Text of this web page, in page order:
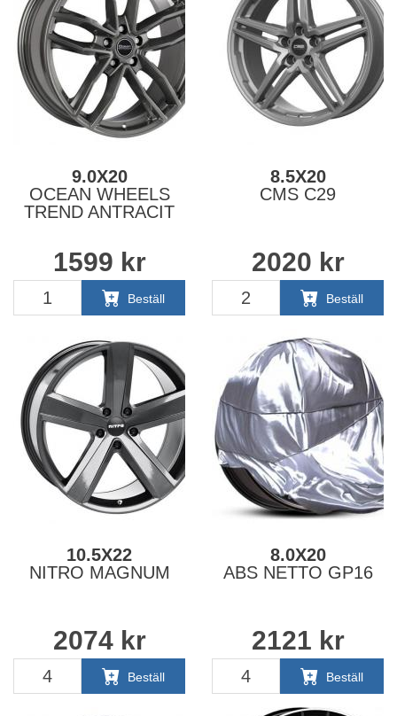
9.0X20
OCEAN WHEELS
TREND ANTRACIT
1599 kr
Beställ
8.5X20
CMS C29
2020 kr
Beställ
10.5X22
NITRO MAGNUM
2074kr
Beställ
8.0X20
ABS NETTO GP16
2121 kr
Beställ